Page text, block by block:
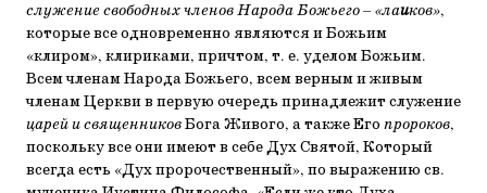
служение свободных членов Наро­да Божьего – «лаиков»,
которые все одновременно являются и Божьим
«клиром», клириками, причтом, т. е. уделом Божь­им.
Всем членам Народа Божьего, всем верным и живым
членам Церкви в первую очередь принадлежит служение
ца­рей и священниковБога Живого, а также Его пророков,
по­скольку все они имеют в себе Дух Святой, Который
всегда есть «Дух пророчественный», по выражению св.